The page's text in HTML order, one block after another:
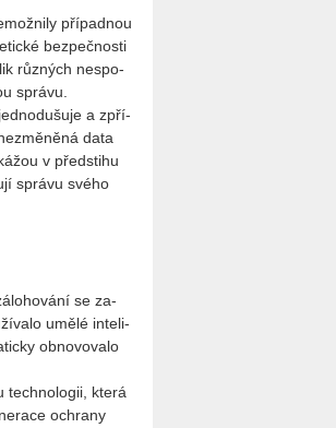
pří­pad­nou
bez­peč­nos­ti
růz­ných ne­spo­
sprá­vu.
a zpří­
data
v před­sti­hu
sprá­vu svého
se za­
umělé in­te­li­
ob­no­vo­va­lo
tech­no­lo­gii, která
ochra­ny